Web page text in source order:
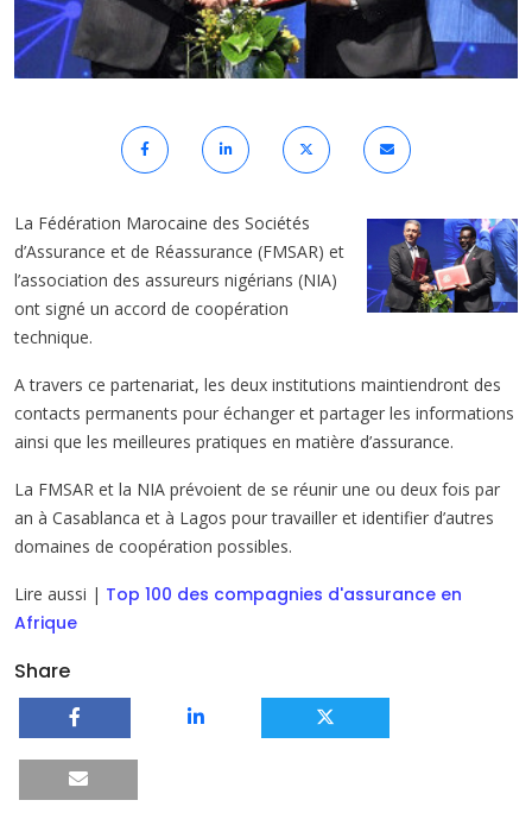
La Fédération Marocaine des Sociétés
d’Assurance et de Réassurance (FMSAR) et
l’association des assureurs nigérians (NIA)
ont signé un accord de coopération
technique.
A travers ce partenariat, les deux institutions maintiendront des
contacts permanents pour échanger et partager les informations
ainsi que les meilleures pratiques en matière d’assurance.
La FMSAR et la NIA prévoient de se réunir une ou deux fois par
an à Casablanca et à Lagos pour travailler et identifier d’autres
domaines de coopération possibles.
Lire aussi | Top 100 des compagnies d'assurance en
Afrique
Share